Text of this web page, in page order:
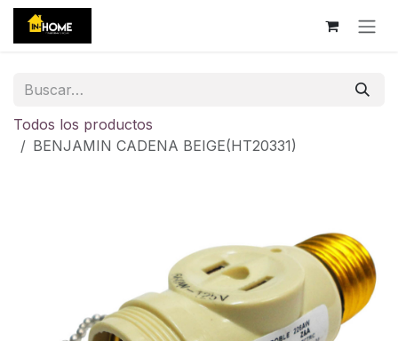
Ir al contenido
Todos los productos
BENJAMIN CADENA BEIGE(HT20331)